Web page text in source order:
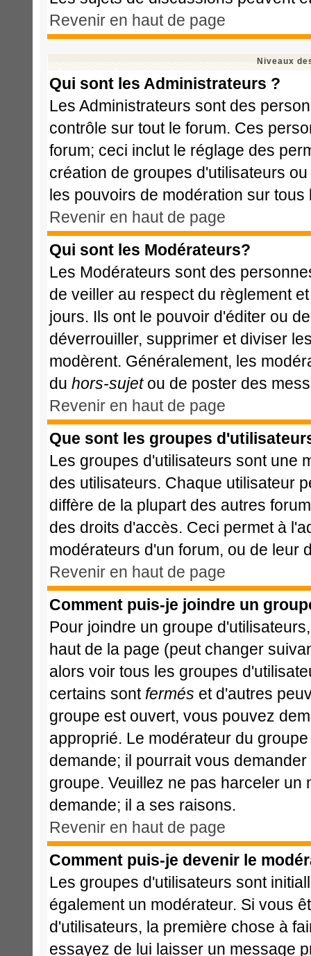
Revenir en haut de page
Niveaux
Qui sont les Administrateurs ?
Les Administrateurs sont des
contrôle sur tout le forum. Ces
forum; ceci inclut le réglage des
création de groupes d'utilisateurs
les pouvoirs de modération sur tous
Revenir en haut de page
Qui sont les Modérateurs?
Les Modérateurs sont des
de veiller au respect du règlement
jours. Ils ont le pouvoir d'éditer ou
déverrouiller, supprimer et diviser
modèrent. Généralement, les
du hors-sujetou de poster des
Revenir en haut de page
Que sont les groupes
Les groupes d'utilisateurs sont une
des utilisateurs. Chaque utilisateur
diffère de la plupart des autres
des droits d'accès. Ceci permet à
modérateurs d'un forum, ou de leur
Revenir en haut de page
Comment puis-je joindre un
Pour joindre un groupe
haut de la page (peut changer
alors voir tous les groupes
certains sont fermés et d'autres
groupe est ouvert, vous pouvez
approprié. Le modérateur du
demande; il pourrait vous
groupe. Veuillez ne pas harceler
demande; il a ses raisons.
Revenir en haut de page
Comment puis-je devenir le
Les groupes d'utilisateurs sont
également un modérateur. Si vous
d'utilisateurs, la première chose à
essayez de lui laisser un message